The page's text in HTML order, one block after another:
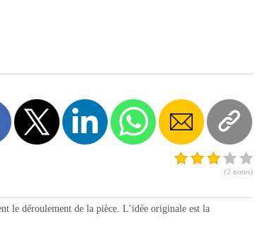
(2 notes)
le déroulement de la pièce. L’idée originale est la